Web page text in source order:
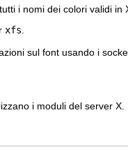
i nomi dei colori validi in
xfs
sul font usando i
i moduli del server X.